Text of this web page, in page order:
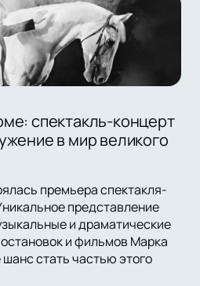
спектакль-концерт
в мир великого
премьера спектакля-
представление
и драматические
и фильмов Марка
стать частью этого